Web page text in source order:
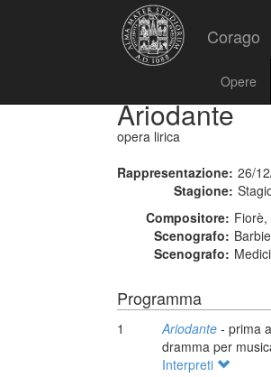
Corago
Opere
Ariodante
opera lirica
Rappresentazione: 26/
Stagione:
Compositore:
Scenografo:
Scenografo:
Programma
1 Ariodante - prima
dramma per
Interpreti